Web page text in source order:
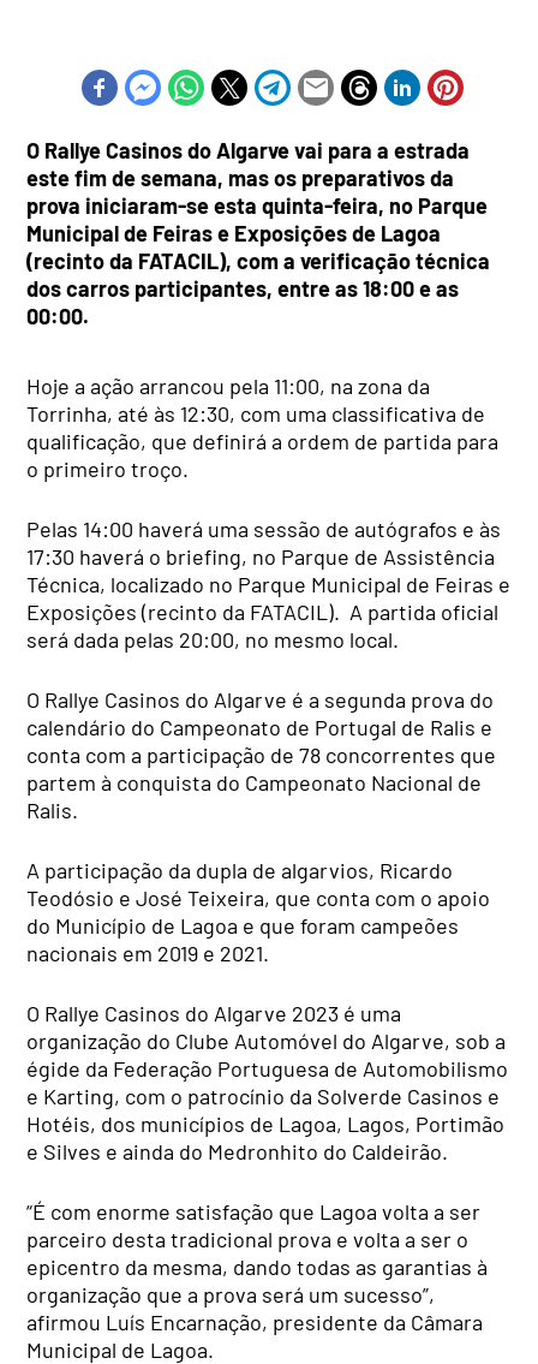
O Rallye Casinos do Algarve vai para a estrada
este fim de semana, mas os preparativos da
prova iniciaram-se esta quinta-feira, no Parque
Municipal de Feiras e Exposições de Lagoa
(recinto da FATACIL), com a verificação técnica
dos carros participantes, entre as 18:00 e as
00:00.
Hoje a ação arrancou pela 11:00, na zona da
Torrinha, até às 12:30, com uma classificativa de
qualificação, que definirá a ordem de partida para
o primeiro troço.
Pelas 14:00 haverá uma sessão de autógrafos e às
17:30 haverá o briefing, no Parque de Assistência
Técnica, localizado no Parque Municipal de Feiras e
Exposições (recinto da FATACIL). A partida oficial
será dada pelas 20:00, no mesmo local.
O Rallye Casinos do Algarve é a segunda prova do
calendário do Campeonato de Portugal de Ralis e
conta com a participação de 78 concorrentes que
partem à conquista do Campeonato Nacional de
Ralis.
A participação da dupla de algarvios, Ricardo
Teodósio e José Teixeira, que conta com o apoio
do Município de Lagoa e que foram campeões
nacionais em 2019 e 2021.
O Rallye Casinos do Algarve 2023 é uma
organização do Clube Automóvel do Algarve, sob a
égide da Federação Portuguesa de Automobilismo
e Karting, com o patrocínio da Solverde Casinos e
Hotéis, dos municípios de Lagoa, Lagos, Portimão
e Silves e ainda do Medronhito do Caldeirão.
“É com enorme satisfação que Lagoa volta a ser
parceiro desta tradicional prova e volta a ser o
epicentro da mesma, dando todas as garantias à
organização que a prova será um sucesso”,
afirmou Luís Encarnação, presidente da Câmara
Municipal de Lagoa.